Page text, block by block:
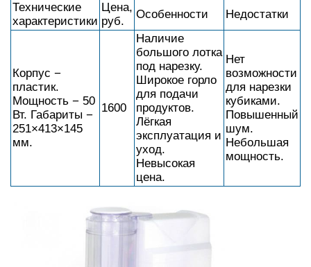
Технические
характеристики
Цена,
руб.
Особенности Недостатки
Корпус −
пластик.
Мощность − 50
Вт. Габариты −
251×413×145
мм.
1600
Наличие
большого лотка
под нарезку.
Широкое горло
для подачи
продуктов.
Лёгкая
эксплуатация и
уход.
Невысокая
цена.
Нет
возможности
для нарезки
кубиками.
Повышенный
шум.
Небольшая
мощность.